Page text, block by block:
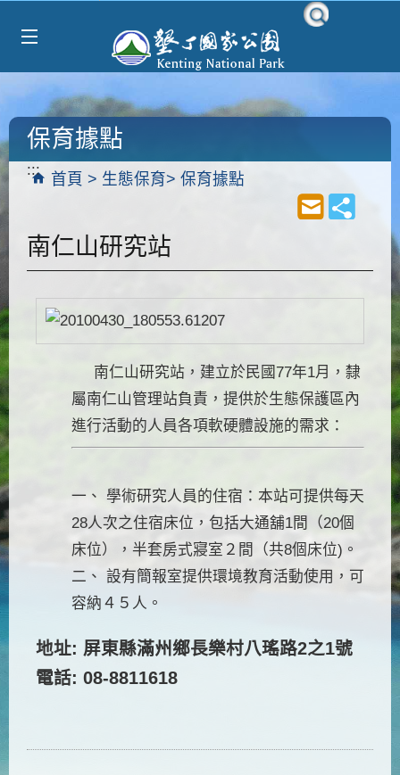
:::
首頁 生態保育 保育據點
保育據點
南仁山研究站
南仁山研究站，建立於民國77年1月，隸
屬南仁山管理站負責，提供於生態保護區內
進行活動的人員各項軟硬體設施的需求：
一、 學術研究人員的住宿：本站可提供每天
28人次之住宿床位，包括大通舖1間（20個
床位），半套房式寢室２間（共8個床位)。
二、 設有簡報室提供環境教育活動使用，可
容納４５人。
地址: 屏東縣滿州鄉長樂村八瑤路2之1號
電話: 08-8811618